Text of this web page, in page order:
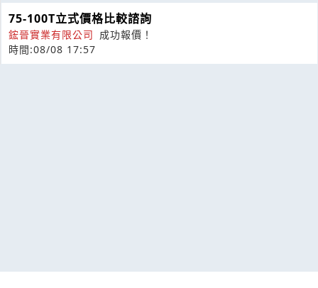
75-100T立式價格比較諮詢
鋐晉實業有限公司 成功報價！
時間:08/08 17:57